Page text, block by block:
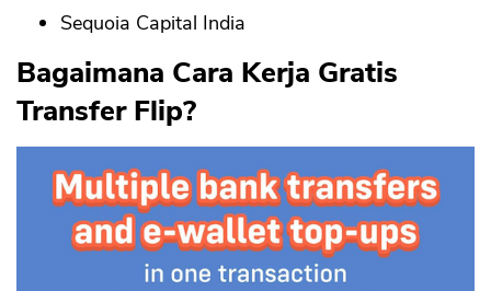
Sequoia Capital India
Bagaimana Cara Kerja Gratis
Transfer Flip?